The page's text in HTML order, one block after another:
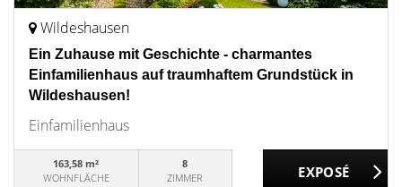
Wildeshausen
Ein Zuhause mit Geschichte - charmantes
Einfamilienhaus auf traumhaftem Grundstück in
Wildeshausen!
Einfamilienhaus
163,58 m²
WOHNFLÄCHE
8
ZIMMER